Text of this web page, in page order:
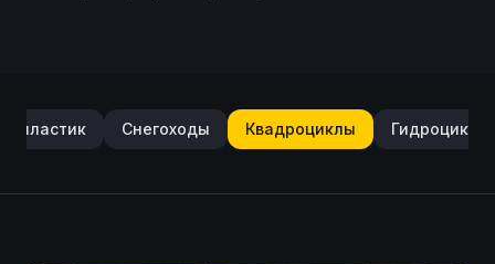
Снегоходы Квадроциклы Гидроциклы